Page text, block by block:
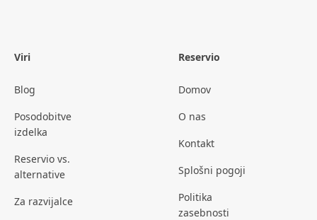
Viri
Blog
Posodobitve
izdelka
Reservio vs.
alternative
Za razvijalce
Reservio
Domov
O nas
Kontakt
Splošni pogoji
Politika
zasebnosti